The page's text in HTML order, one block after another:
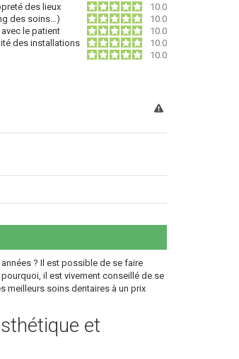
des lieux
10.0
des soins…)
10.0
le patient
10.0
des installations
10.0
10.0
? Il est possible de se faire
il est vivement conseillé de se
meilleurs soins dentaires à un prix
et